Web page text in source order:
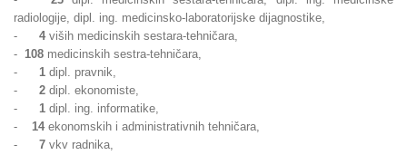
radiologije, dipl. ing. medicinsko-laboratorijske dijagnostike,
- 4 viših medicinskih sestara-tehničara,
- 108 medicinskih sestra-tehničara,
- 1 dipl. pravnik,
- 2 dipl. ekonomiste,
- 1 dipl. ing. informatike,
- 14 ekonomskih i administrativnih tehničara,
- 7 vkv radnika,